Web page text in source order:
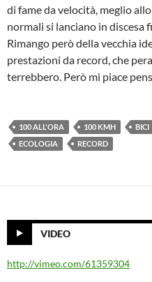
di fame da velocità, meglio
normali si lanciano in discesa
Rimango però della vecchia
prestazioni da record, che
terrebbero. Però mi piace
100 ALL'ORA 100 KMH BICI
ECOLOGIA
RECORD
VIDEO
http://vimeo.com/61359304